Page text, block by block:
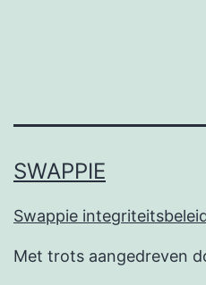
SWAPPIE
Swappie
Met trots aangedreven